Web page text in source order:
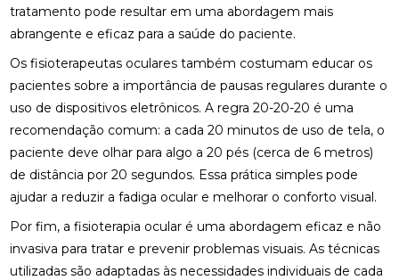
tratamento pode resultar em uma abordagem mais
abrangente e eficaz para a saúde do paciente.
Os fisioterapeutas oculares também costumam educar os
pacientes sobre a importância de pausas regulares durante o
uso de dispositivos eletrônicos. A regra 20-20-20 é uma
recomendação comum: a cada 20 minutos de uso de tela, o
paciente deve olhar para algo a 20 pés (cerca de 6 metros)
de distância por 20 segundos. Essa prática simples pode
ajudar a reduzir a fadiga ocular e melhorar o conforto visual.
Por fim, a fisioterapia ocular é uma abordagem eficaz e não
invasiva para tratar e prevenir problemas visuais. As técnicas
utilizadas são adaptadas às necessidades individuais de cada
DESCUBRA O PREÇO DA PALMILHA PARA PÉ CHATO
DESCUBRA O PREÇO DA PALMILHA SOB MEDIDA: 6
FATORES IMPORTANTES
DESCUBRA O PREÇO DA PALMILHA SOB MEDIDA: 6
FATORES QUE INFLUENCIAM
DESCUBRA O PREÇO DAS PALMILHAS PARA
DESCUBRA ONDE FAZER FISIOTERAPIA
RESPIRATÓRIA COM QUALIDADE E SEGURANÇA